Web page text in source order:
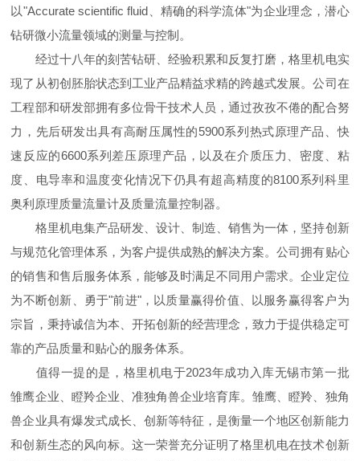
以"Accurate scientific fluid、精确的科学流体"为企业理念，潜心
钻研微小流量领域的测量与控制。
经过十八年的刻苦钻研、经验积累和反复打磨，格里机电实
现了从初创胚胎状态到工业产品精益求精的跨越式发展。公司在
工程部和研发部拥有多位骨干技术人员，通过孜孜不倦的配合努
力，先后研发出具有高耐压属性的5900系列热式原理产品、快
速反应的6600系列差压原理产品，以及在介质压力、密度、粘
度、电导率和温度变化情况下仍具有超高精度的8100系列科里
奥利原理质量流量计及质量流量控制器。
格里机电集产品研发、设计、制造、销售为一体，坚持创新
与规范化管理体系，为客户提供成熟的解决方案。公司拥有贴心
的销售和售后服务体系，能够及时满足不同用户需求。企业定位
为不断创新、勇于"前进"，以质量赢得价值、以服务赢得客户为
宗旨，秉持诚信为本、开拓创新的经营理念，致力于提供稳定可
靠的产品质量和贴心的服务体系。
值得一提的是，格里机电于2023年成功入库无锡市第一批
雏鹰企业、瞪羚企业、准独角兽企业培育库。雏鹰、瞪羚、独角
兽企业具有爆发式成长、创新等特征，是衡量一个地区创新能力
和创新生态的风向标。这一荣誉充分证明了格里机电在技术创新